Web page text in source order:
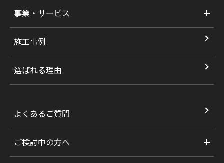
事業・サービス
施工事例
選ばれる理由
よくあるご質問
ご検討中の方へ